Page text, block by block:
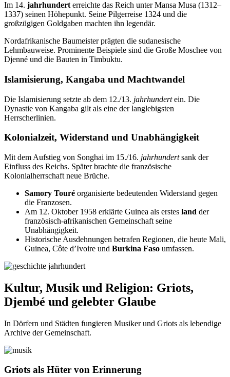
Im 14. jahrhundert erreichte das Reich unter Mansa Musa (1312–
1337) seinen Höhepunkt. Seine Pilgerreise 1324 und die
großzügigen Goldgaben machten ihn legendär.
Nordafrikanische Baumeister prägten die sudanesische
Lehmbauweise. Prominente Beispiele sind die Große Moschee von
Djenné und die Bauten in Timbuktu.
Islamisierung, Kangaba und Machtwandel
Die Islamisierung setzte ab dem 12./13. jahrhundertein. Die
Dynastie von Kangaba gilt als eine der langlebigsten
Herrscherlinien.
Kolonialzeit, Widerstand und Unabhängigkeit
Mit dem Aufstieg von Songhai im 15./16. jahrhundertsank der
Einfluss des Reichs. Später brachte die französische
Kolonialherrschaft neue Brüche.
Samory Touré organisierte bedeutenden Widerstand gegen
die Franzosen.
Am 12. Oktober 1958 erklärte Guinea als erstes land der
französisch-afrikanischen Gemeinschaft seine
Unabhängigkeit.
Historische Ausdehnungen betrafen Regionen, die heute Mali,
Guinea, Côte d’Ivoire und Burkina Faso umfassen.
Kultur, Musik und Religion: Griots,
Djembé und gelebter Glaube
In Dörfern und Städten fungieren Musiker und Griots als lebendige
Archive der Gemeinschaft.
Griots als Hüter von Erinnerung